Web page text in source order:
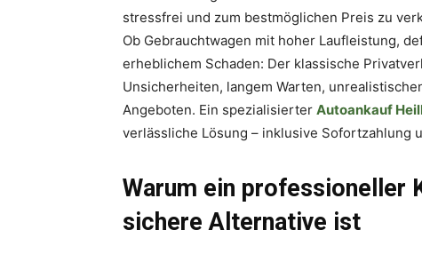
stressfrei und zum bestmöglichen Preis zu
Ob Gebrauchtwagen mit hoher Laufleistung,
erheblichem Schaden: Der klassische
Unsicherheiten, langem Warten,
Angeboten. Ein spezialisierter Autoankauf
verlässliche Lösung – inklusive Sofortzahlung
Warum ein professioneller
sichere Alternative ist